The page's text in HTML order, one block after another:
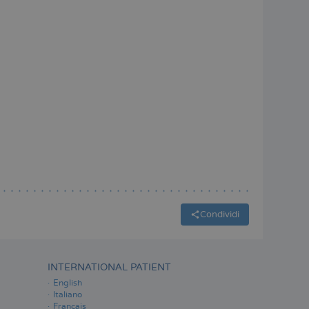
Condividi
INTERNATIONAL PATIENT
English
Italiano
Français